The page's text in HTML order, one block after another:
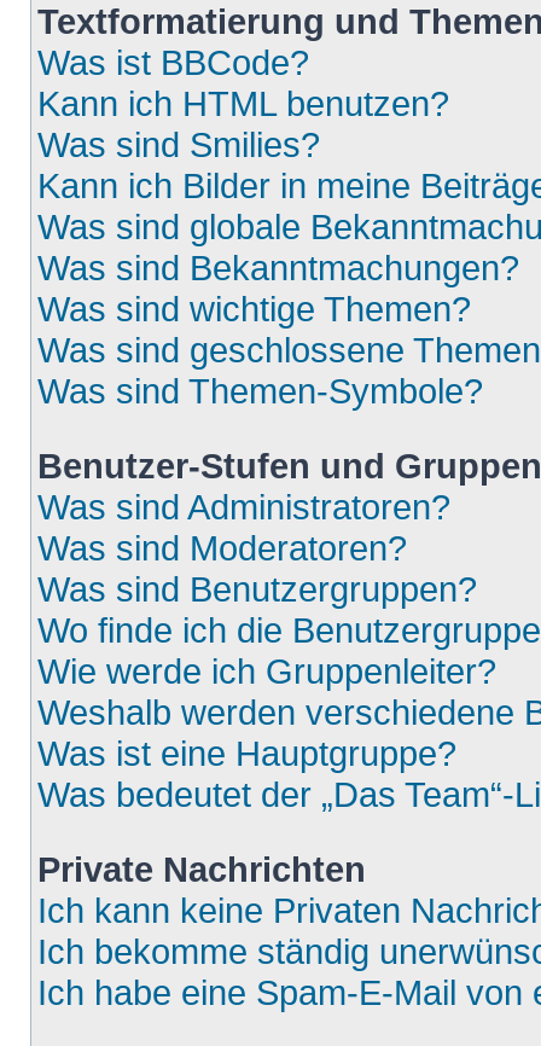
Textformatierung und
Was ist BBCode?
Kann ich HTML benutzen?
Was sind Smilies?
Kann ich Bilder in meine
Was sind globale
Was sind Bekanntmachungen?
Was sind wichtige Themen?
Was sind geschlossene
Was sind Themen-Symbole?
Benutzer-Stufen und Gruppen
Was sind Administratoren?
Was sind Moderatoren?
Was sind Benutzergruppen?
Wo finde ich die
Wie werde ich Gruppenleiter?
Weshalb werden verschiedene
Was ist eine Hauptgruppe?
Was bedeutet der „Das Team“-
Private Nachrichten
Ich kann keine Privaten
Ich bekomme ständig
Ich habe eine Spam-E-Mail